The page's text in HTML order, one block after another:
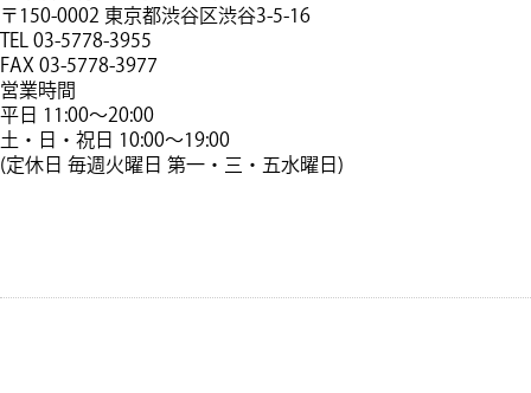
〒150-0002 東京都渋谷区渋谷3-5-16
TEL 03-5778-3955
FAX 03-5778-3977
営業時間
平日 11:00～20:00
土・日・祝日 10:00〜19:00
(定休日 毎週火曜日 第一・三・五水曜日)